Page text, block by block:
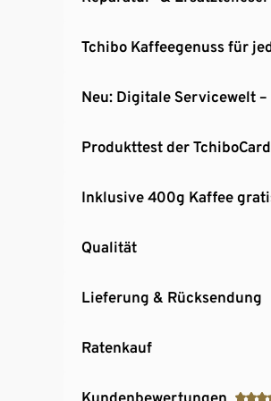
Tchibo Kaffeegenuss für
Neu: Digitale Servicewelt
Produkttest der
Inklusive 400g Kaffee
Qualität
Lieferung & Rücksendung
Ratenkauf
Kundenbewertungen